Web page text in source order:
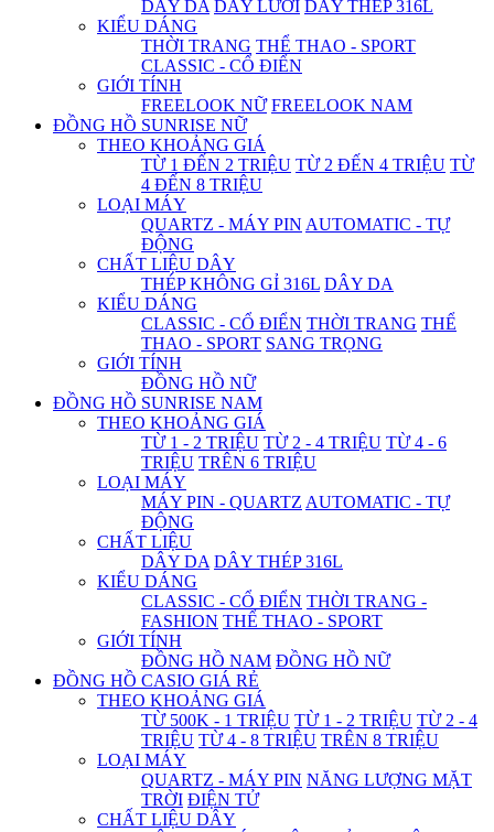
DÂY DA DÂY LƯỚI DÂY THÉP 316L
KIỂU DÁNG
THỜI TRANG THỂ THAO - SPORT
CLASSIC - CỔ ĐIỂN
GIỚI TÍNH
FREELOOK NỮ FREELOOK NAM
ĐỒNG HỒ SUNRISE NỮ
THEO KHOẢNG GIÁ
TỪ 1 ĐẾN 2 TRIỆU TỪ 2 ĐẾN 4 TRIỆU TỪ
4 ĐẾN 8 TRIỆU
LOẠI MÁY
QUARTZ - MÁY PIN AUTOMATIC - TỰ
ĐỘNG
CHẤT LIỆU DÂY
THÉP KHÔNG GỈ 316L DÂY DA
KIỂU DÁNG
CLASSIC - CỔ ĐIỂN THỜI TRANG THỂ
THAO - SPORT SANG TRỌNG
GIỚI TÍNH
ĐỒNG HỒ NỮ
ĐỒNG HỒ SUNRISE NAM
THEO KHOẢNG GIÁ
TỪ 1 - 2 TRIỆU TỪ 2 - 4 TRIỆU TỪ 4 - 6
TRIỆU TRÊN 6 TRIỆU
LOẠI MÁY
MÁY PIN - QUARTZ AUTOMATIC - TỰ
ĐỘNG
CHẤT LIỆU
DÂY DA DÂY THÉP 316L
KIỂU DÁNG
CLASSIC - CỔ ĐIỂN THỜI TRANG -
FASHION THỂ THAO - SPORT
GIỚI TÍNH
ĐỒNG HỒ NAM ĐỒNG HỒ NỮ
ĐỒNG HỒ CASIO GIÁ RẺ
THEO KHOẢNG GIÁ
TỪ 500K - 1 TRIỆU TỪ 1 - 2 TRIỆU TỪ 2 - 4
TRIỆU TỪ 4 - 8 TRIỆU TRÊN 8 TRIỆU
LOẠI MÁY
QUARTZ - MÁY PIN NĂNG LƯỢNG MẶT
TRỜI ĐIỆN TỬ
CHẤT LIỆU DÂY